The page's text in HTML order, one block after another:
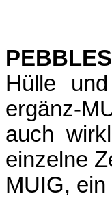
Hülle
ergänz-
auch
einzelne
MUIG,